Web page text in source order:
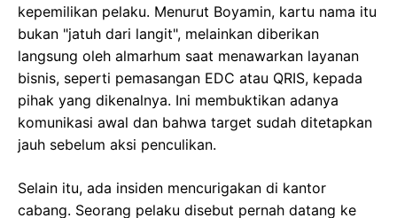
kepemilikan pelaku. Menurut Boyamin, kartu nama itu
bukan "jatuh dari langit", melainkan diberikan
langsung oleh almarhum saat menawarkan layanan
bisnis, seperti pemasangan EDC atau QRIS, kepada
pihak yang dikenalnya. Ini membuktikan adanya
komunikasi awal dan bahwa target sudah ditetapkan
jauh sebelum aksi penculikan.
Selain itu, ada insiden mencurigakan di kantor
cabang. Seorang pelaku disebut pernah datang ke